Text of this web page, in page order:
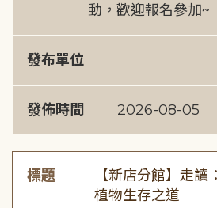
動，歡迎報名參加~
發布單位
發佈時間 2026-08-05
標題
【新店分館】走
植物生存之道